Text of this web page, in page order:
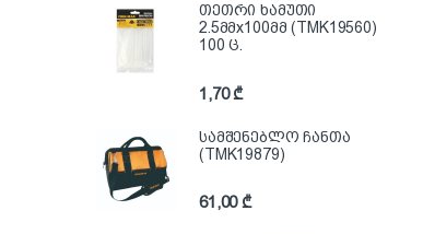
თეთრი ხამუთი
2.5მმx100მმ (TMK19560)
100 ც.
1,70₾
სამშენებლო ჩანთა
(TMK19879)
61,00₾